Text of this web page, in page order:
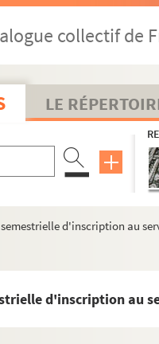
collectif de
LE
semestrielle d'inscription au
d'inscription au